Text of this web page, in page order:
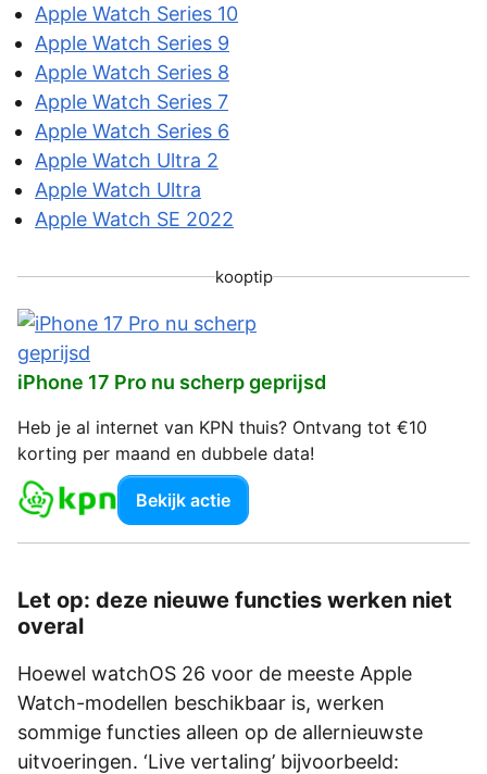
Apple Watch Series 10
Apple Watch Series 9
Apple Watch Series 8
Apple Watch Series 7
Apple Watch Series 6
Apple Watch Ultra 2
Apple Watch Ultra
Apple Watch SE 2022
kooptip
iPhone 17 Pro nu scherp geprijsd
Heb je al internet van KPN thuis? Ontvang tot €10
korting per maand en dubbele data!
Bekijk actie
Let op: deze nieuwe functies werken niet
overal
Hoewel watchOS 26 voor de meeste Apple
Watch-modellen beschikbaar is, werken
sommige functies alleen op de allernieuwste
uitvoeringen. ‘Live vertaling’ bijvoorbeeld: